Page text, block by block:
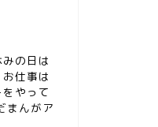
の日は
仕事は
やって
まんがア